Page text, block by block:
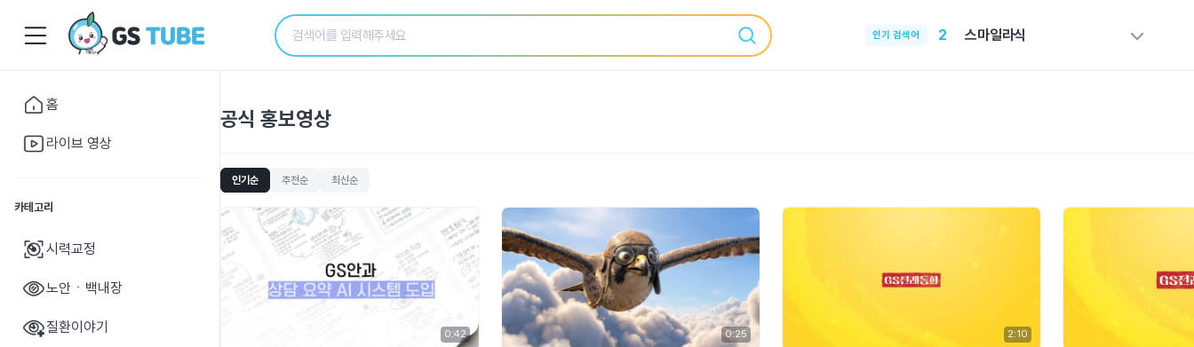
인기 검색어
2
스마일라식
4
백내장
홈
라이브 영상
카테고리
시력교정
노안ㆍ백내장
질환이야기
공식 홍보영상
인기순 추천순 최신순
0:42 0:25 2:10